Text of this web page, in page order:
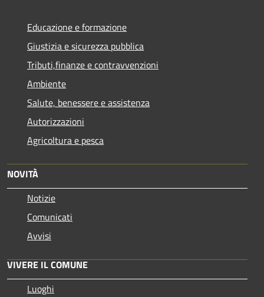
Educazione e formazione
Giustizia e sicurezza pubblica
Tributi,finanze e contravvenzioni
Ambiente
Salute, benessere e assistenza
Autorizzazioni
Agricoltura e pesca
NOVITÀ
Notizie
Comunicati
Avvisi
VIVERE IL COMUNE
Luoghi